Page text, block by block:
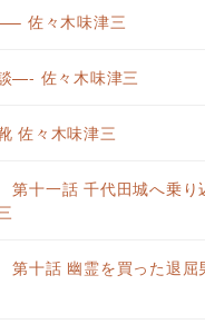
佐々木味津三
—- 佐々木味津三
佐々木味津三
十一話 千代田城へ乗
第十話 幽霊を買った退